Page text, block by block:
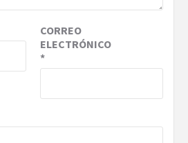
CORREO
ELECTRÓNICO
*